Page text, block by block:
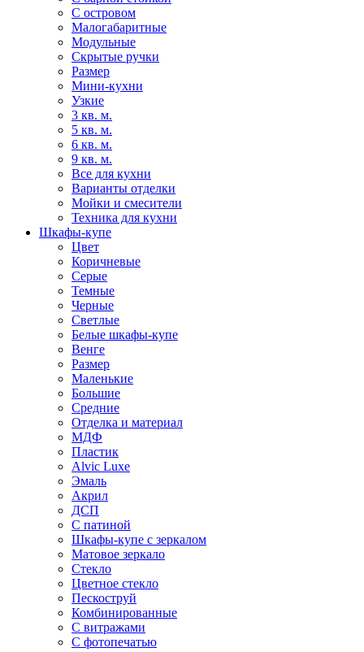
С островом
Малогабаритные
Модульные
Скрытые ручки
Размер
Мини-кухни
Узкие
3 кв. м.
5 кв. м.
6 кв. м.
9 кв. м.
Все для кухни
Варианты отделки
Мойки и смесители
Техника для кухни
Шкафы-купе
Цвет
Коричневые
Серые
Темные
Черные
Светлые
Белые шкафы-купе
Венге
Размер
Маленькие
Большие
Средние
Отделка и материал
МДФ
Пластик
Alvic Luxe
Эмаль
Акрил
ДСП
С патиной
Шкафы-купе с зеркалом
Матовое зеркало
Стекло
Цветное стекло
Пескоструй
Комбинированные
С витражами
С фотопечатью